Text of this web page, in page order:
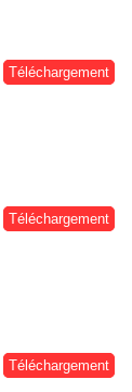
Téléchargement
Téléchargement
Téléchargement